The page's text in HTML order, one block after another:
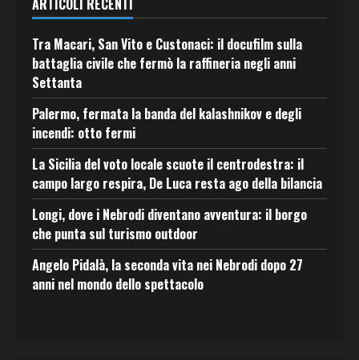
ARTICOLI RECENTI
Tra Macari, San Vito e Custonaci: il docufilm sulla
battaglia civile che fermò la raffineria negli anni
Settanta
Palermo, fermata la banda del kalashnikov e degli
incendi: otto fermi
La Sicilia del voto locale scuote il centrodestra: il
campo largo respira, De Luca resta ago della bilancia
Longi, dove i Nebrodi diventano avventura: il borgo
che punta sul turismo outdoor
Angelo Pidalà, la seconda vita nei Nebrodi dopo 27
anni nel mondo dello spettacolo